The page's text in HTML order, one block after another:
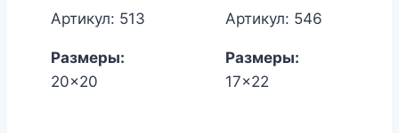
Артикул: 513
Размеры:
20x20
Артикул: 546
Размеры:
17x22